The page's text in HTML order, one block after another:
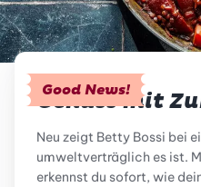
Good News!
Genuss mit
Neu zeigt Betty Bossi bei
umweltverträglich es ist.
erkennst du sofort, wie